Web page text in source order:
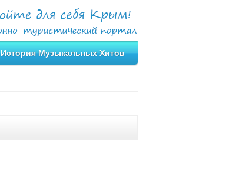
История Музыкальных Хитов